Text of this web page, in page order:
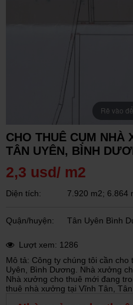
Rê vào
CHO THUÊ CỤM NHÀ
TÂN UYÊN, BÌNH
2,3 usd/ m2
Diện tích: 7.920 m2; 6.864
Quận/huyện: Tân Uyên Bình
Lượt xem: 1286
Mô tả: Công ty chúng tôi cần
Uyên, Bình Dương. Nhà xưởng
Nhà xưởng cho thuê mới đang
thuê nhà xưởng tại Vĩnh Tân,